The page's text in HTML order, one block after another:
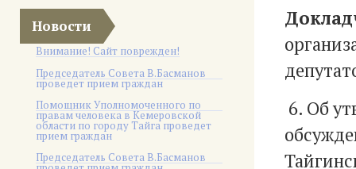
Новости
Внимание! Сайт поврежден!
Председатель Совета В.Басманов
проведет прием граждан
Помощник Уполномоченного по
правам человека в Кемеровской
области по городу Тайга проведет
прием граждан
Председатель Совета В.Басманов
6. Об